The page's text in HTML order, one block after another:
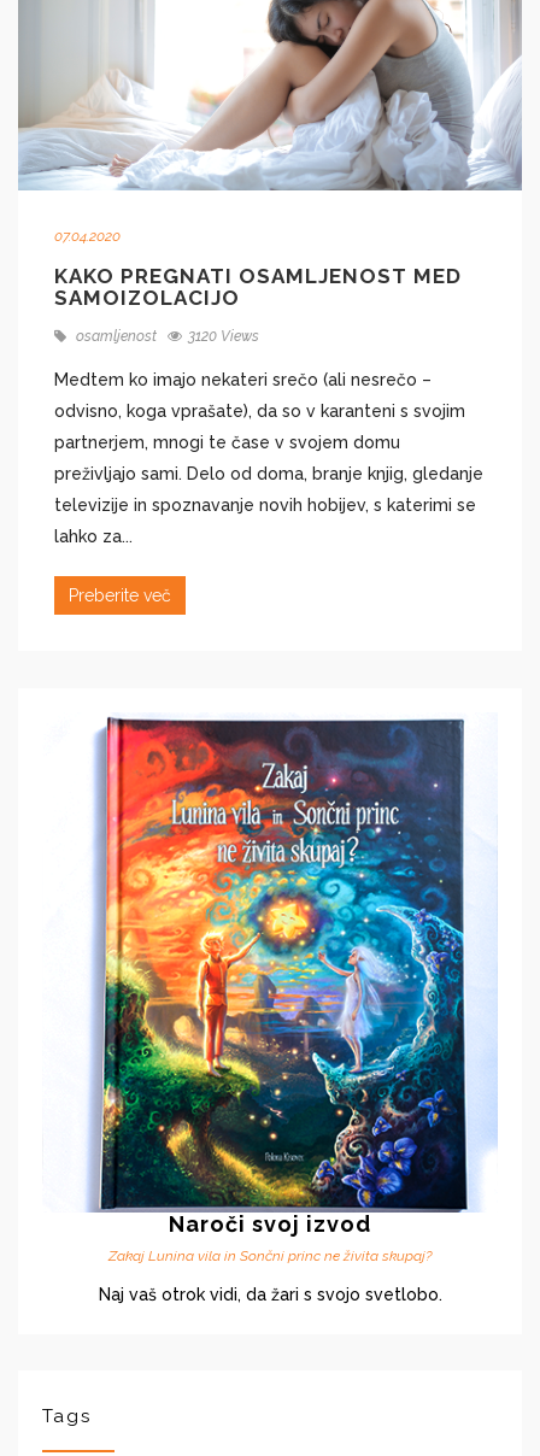
07.04.2020
KAKO PREGNATI OSAMLJENOST MED
SAMOIZOLACIJO
osamljenost 3120 Views
Medtem ko imajo nekateri srečo (ali nesrečo –
odvisno, koga vprašate), da so v karanteni s svojim
partnerjem, mnogi te čase v svojem domu
preživljajo sami. Delo od doma, branje knjig, gledanje
televizije in spoznavanje novih hobijev, s katerimi se
lahko za...
Preberite več
Naroči svoj izvod
Zakaj Lunina vila in Sončni princ ne živita skupaj?
Naj vaš otrok vidi, da žari s svojo svetlobo.
Tags